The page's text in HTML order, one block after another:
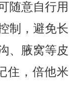
随意自行用
制，避免长
、腋窝等皮
住，倍他米